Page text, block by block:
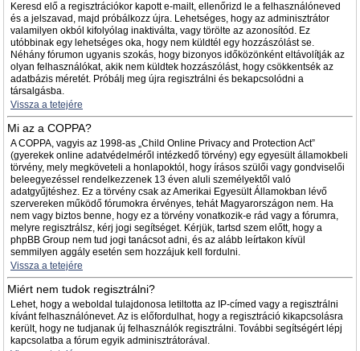
Keresd elő a regisztrációkor kapott e-mailt, ellenőrizd le a felhasználóneved
és a jelszavad, majd próbálkozz újra. Lehetséges, hogy az adminisztrátor
valamilyen okból kifolyólag inaktiválta, vagy törölte az azonosítód. Ez
utóbbinak egy lehetséges oka, hogy nem küldtél egy hozzászólást se.
Néhány fórumon ugyanis szokás, hogy bizonyos időközönként eltávolítják az
olyan felhasználókat, akik nem küldtek hozzászólást, hogy csökkentsék az
adatbázis méretét. Próbálj meg újra regisztrálni és bekapcsolódni a
társalgásba.
Vissza a tetejére
Mi az a COPPA?
A COPPA, vagyis az 1998-as „Child Online Privacy and Protection Act”
(gyerekek online adatvédelméről intézkedő törvény) egy egyesült államokbeli
törvény, mely megköveteli a honlapoktól, hogy írásos szülői vagy gondviselői
beleegyezéssel rendelkezzenek 13 éven aluli személyektől való
adatgyűjtéshez. Ez a törvény csak az Amerikai Egyesült Államokban lévő
szervereken működő fórumokra érvényes, tehát Magyarországon nem. Ha
nem vagy biztos benne, hogy ez a törvény vonatkozik-e rád vagy a fórumra,
melyre regisztrálsz, kérj jogi segítséget. Kérjük, tartsd szem előtt, hogy a
phpBB Group nem tud jogi tanácsot adni, és az alább leírtakon kívül
semmilyen aggály esetén sem hozzájuk kell fordulni.
Vissza a tetejére
Miért nem tudok regisztrálni?
Lehet, hogy a weboldal tulajdonosa letiltotta az IP-címed vagy a regisztrálni
kívánt felhasználónevet. Az is előfordulhat, hogy a regisztráció kikapcsolásra
került, hogy ne tudjanak új felhasználók regisztrálni. További segítségért lépj
kapcsolatba a fórum egyik adminisztrátorával.